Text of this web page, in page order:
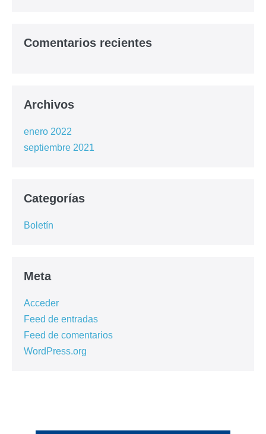
Comentarios recientes
Archivos
enero 2022
septiembre 2021
Categorías
Boletín
Meta
Acceder
Feed de entradas
Feed de comentarios
WordPress.org